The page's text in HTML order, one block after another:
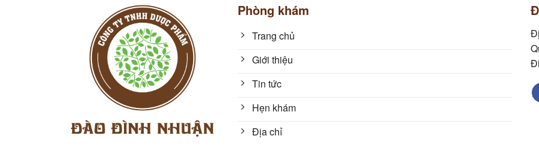
Phòng khám
Trang chủ
Giới thiệu
Tin tức
Hẹn khám
Địa chỉ